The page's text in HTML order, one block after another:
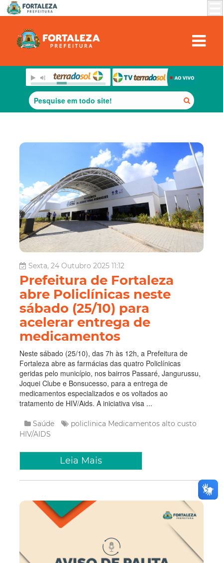
Sexta, 24 Outubro 2025 11:12
Prefeitura de Fortaleza
abre Policlínicas neste
sábado (25/10) para
acelerar entrega de
medicamentos
Neste sábado (25/10), das 7h às 12h, a Prefeitura de
Fortaleza abre as farmácias das quatro Policlínicas
geridas pelo município, nos bairros Passaré, Jangurussu,
Joquei Clube e Bonsucesso, para a entrega de
medicamentos especializados e os voltados ao
tratamento de HIV/Aids. A iniciativa visa ...
Saúde policlinica Medicamentos alto custo
HIV/AIDS
Leia Mais